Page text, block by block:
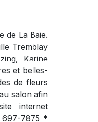
de La Baie.
Tremblay
Karine
et belles-
de fleurs
salon afin
internet
697-7875 *